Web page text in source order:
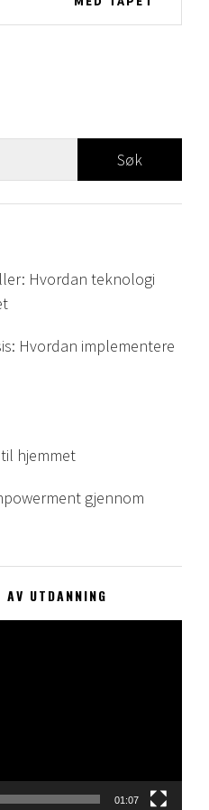
Hvordan teknologi
Hvordan implementere
hjemmet
gjennom
UTDANNING
01:07